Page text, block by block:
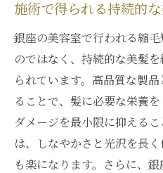
施術で得られる持続的
銀座の美容室で行われる縮
のではなく、持続的な美髪
られています。高品質な製
ることで、髪に必要な栄養を
ダメージを最小限に抑える
は、しなやかさと光沢を長
も楽になります。さらに、